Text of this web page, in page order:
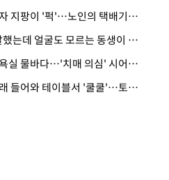
· 엘베 문 열리자 지팡이 '퍽'…노인의 택배기사 폭행 이유
· "20년 병수발했는데 얼굴도 모르는 동생이 유산 절반을"…배다른 형제 상속권 있을까
· 냄비 태우고 욕실 물바다…'치매 의심' 시어머니 검사 권유했다가 '날벼락'
· 새벽 식당 몰래 들어와 테이블서 '쿨쿨'…토사물 남기고 사라진 남성